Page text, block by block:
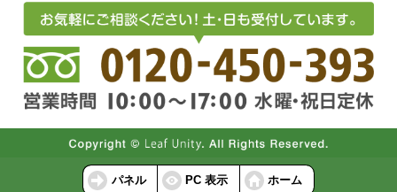
パネル PC 表示 ホーム